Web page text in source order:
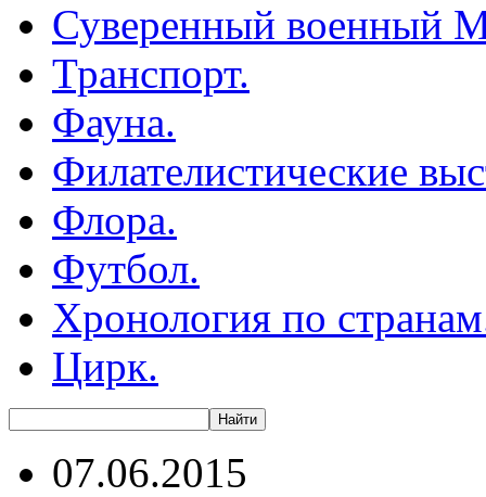
Суверенный военный
Транспорт.
Фауна.
Филателистические
Флора.
Футбол.
Хронология по
Цирк.
07.06.2015